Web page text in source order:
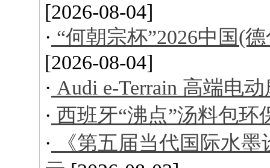
[2026-08-04]
· “何朝宗杯”2026中国(
[2026-08-04]
· Audi e-Terrain 高端电
· 西班牙“沸点”汤料包环
· 《第五届当代国际水